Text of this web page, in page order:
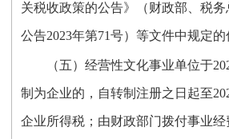
关税收政策的公告》（财政部、税
公告2023年第71号）等文件中规定的
（五）经营性文化事业单位于
制为企业的，自转制注册之日起至
企业所得税；由财政部门拨付事业